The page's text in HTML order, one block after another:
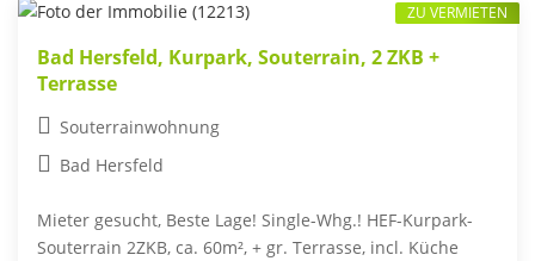
Bad Hersfeld, Kurpark, Souterrain, 2 ZKB +
Terrasse
Souterrainwohnung
Bad Hersfeld
Mieter gesucht, Beste Lage! Single-Whg.! HEF-Kurpark-
Souterrain 2ZKB, ca. 60m², + gr. Terrasse, incl. Küche
ZU VERMIETEN